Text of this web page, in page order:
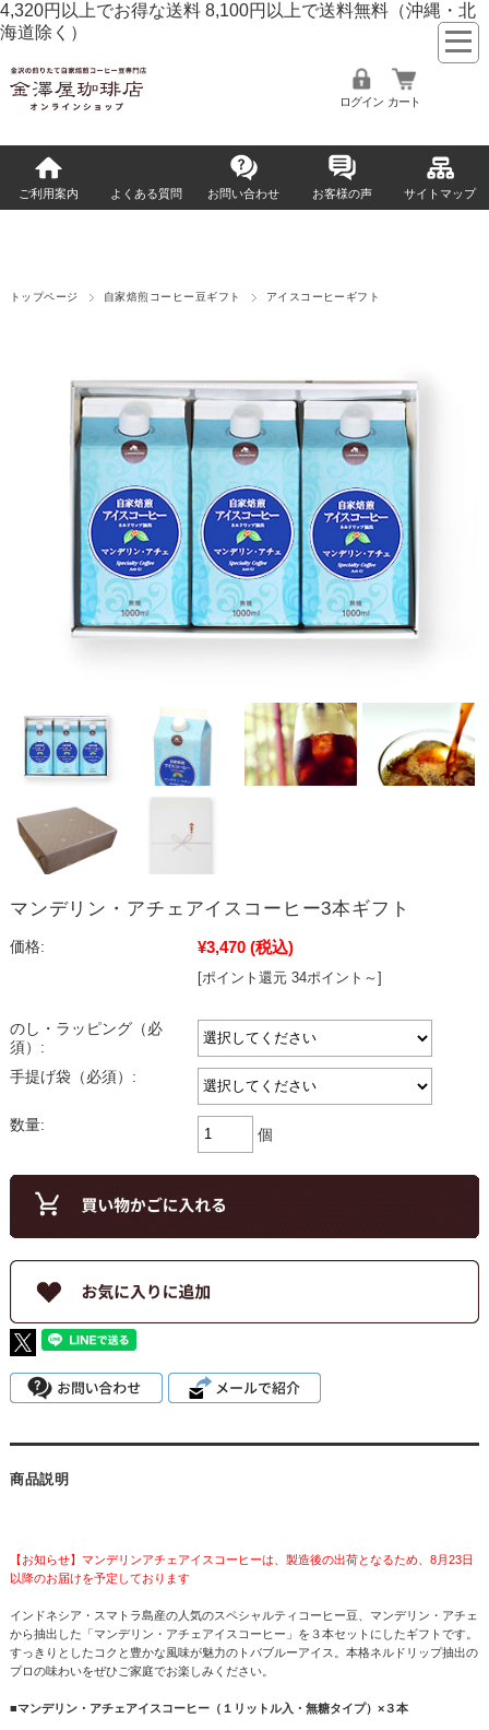
4,320円以上でお得な送料 8,100円以上で送料無料 （沖縄・北
海道除く）
ログイン カート
ご利用案内 よくある質問 お問い合わせ お客様の声 サイトマップ
トップページ 自家焙煎コーヒー豆ギフト アイスコーヒーギフト
マンデリン・アチェアイスコーヒー3本ギフト
価格: ¥3,470 (税込)
[ポイント還元 34ポイント～]
のし・ラッピング（必
須）:
手提げ袋（必須）:
数量:
個
商品説明
【お知らせ】マンデリンアチェアイスコーヒーは、製造後の出荷となるため、8月23日
以降のお届けを予定しております
インドネシア・スマトラ島産の人気のスペシャルティコーヒー豆、マンデリン・アチェ
から抽出した「マンデリン・アチェアイスコーヒー」を３本セットにしたギフトです。
すっきりとしたコクと豊かな風味が魅力のトバブルーアイス。本格ネルドリップ抽出の
プロの味わいをぜひご家庭でお楽しみください。
■マンデリン・アチェアイスコーヒー（１リットル入・無糖タイプ）×３本